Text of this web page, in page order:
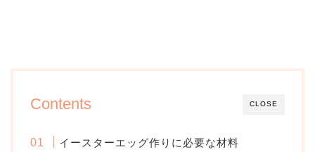
CLOSE
Contents
イースターエッグ作りに必要な材料